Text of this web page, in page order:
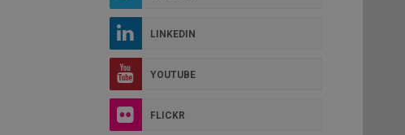
LINKEDIN
YOUTUBE
FLICKR